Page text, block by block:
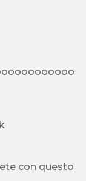
#ok
con questo